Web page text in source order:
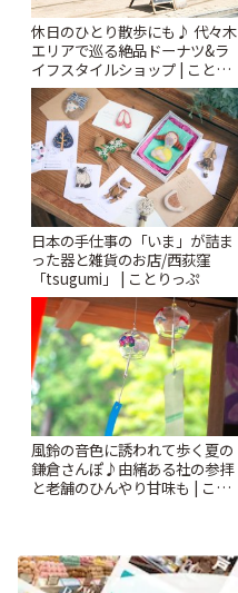
休日のひとり散歩にも♪ 代々木
エリアで巡る絶品ドーナツ&ラ
イフスタイルショップ | ことり
っぷ
日本の手仕事の「いま」が詰ま
った器と雑貨のお店/西荻窪
「tsugumi」 | ことりっぷ
風鈴の音色に誘われて歩く夏の
鎌倉さんぽ♪由緒ある社の参拝
と老舗のひんやり甘味も | こと